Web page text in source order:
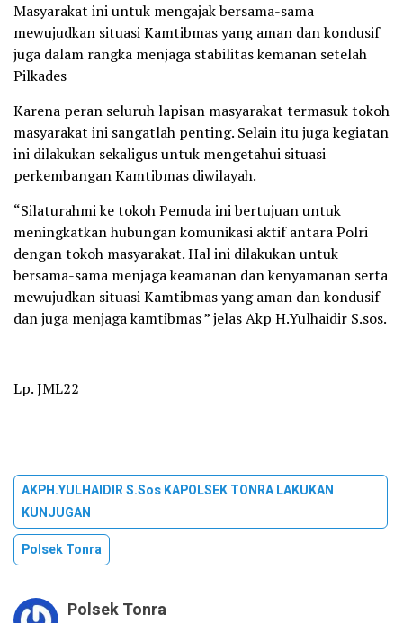
Masyarakat ini untuk mengajak bersama-sama
mewujudkan situasi Kamtibmas yang aman dan kondusif
juga dalam rangka menjaga stabilitas kemanan setelah
Pilkades
Karena peran seluruh lapisan masyarakat termasuk tokoh
masyarakat ini sangatlah penting. Selain itu juga kegiatan
ini dilakukan sekaligus untuk mengetahui situasi
perkembangan Kamtibmas diwilayah.
“Silaturahmi ke tokoh Pemuda ini bertujuan untuk
meningkatkan hubungan komunikasi aktif antara Polri
dengan tokoh masyarakat. Hal ini dilakukan untuk
bersama-sama menjaga keamanan dan kenyamanan serta
mewujudkan situasi Kamtibmas yang aman dan kondusif
dan juga menjaga kamtibmas ” jelas Akp H.Yulhaidir S.sos.
Lp. JML22
AKPH.YULHAIDIR S.sos KAPOLSEK TONRA LAKUKAN
KUNJUGAN
Polsek Tonra
Polsek Tonra